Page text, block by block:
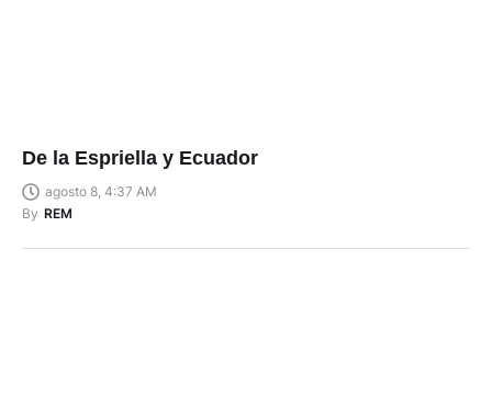
De la Espriella y Ecuador
agosto 8, 4:37 AM
By REM